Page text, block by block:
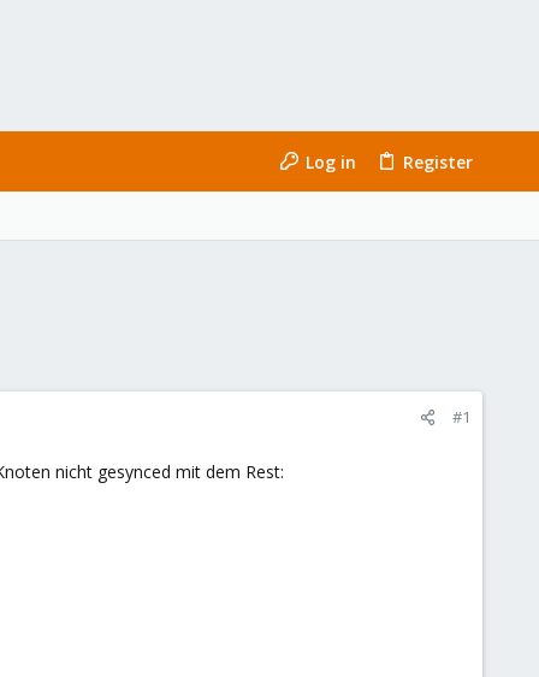
Log in Register
#1
nicht gesynced mit dem Rest: